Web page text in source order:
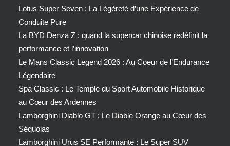
Lotus Super Seven : La Légèreté d’une Expérience de
Conduite Pure
La BYD Denza Z : quand la supercar chinoise redéfinit la
performance et l’innovation
Le Mans Classic Legend 2026 : Au Coeur de l’Endurance
Légendaire
Spa Classic : Le Temple du Sport Automobile Historique
au Cœur des Ardennes
Lamborghini Diablo GT : Le Diable Orange au Cœur des
Séquoias
Lamborghini Urus SE Performante : Le Super SUV